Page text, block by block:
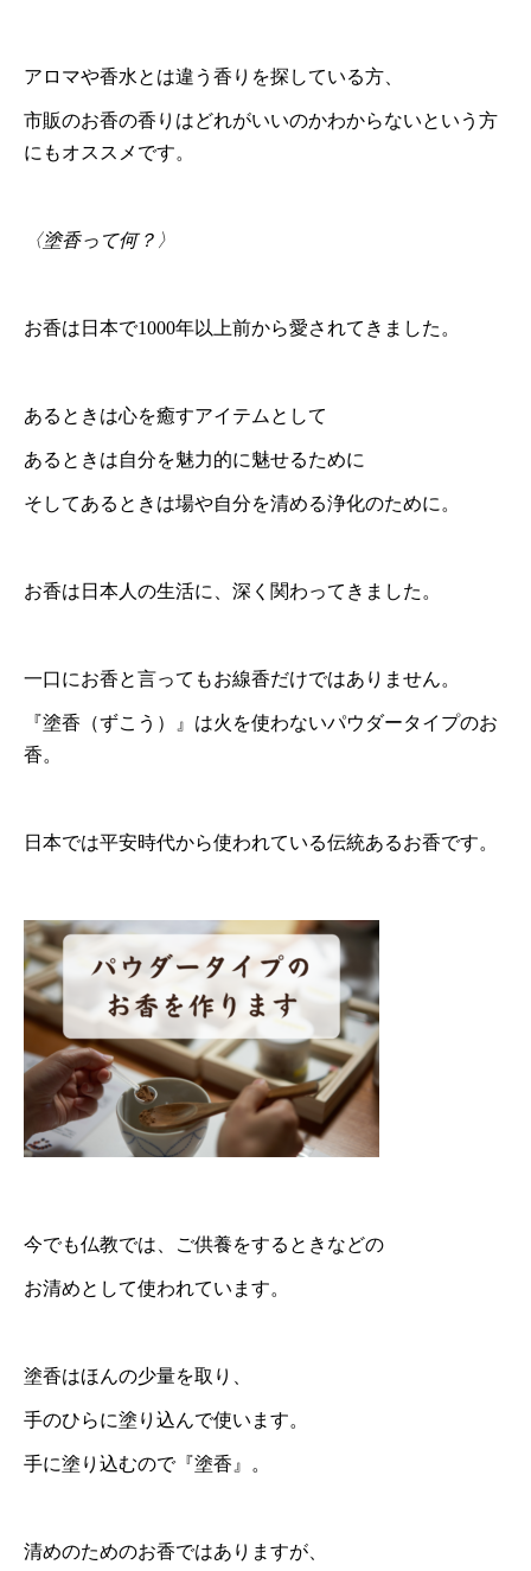
アロマや香水とは違う香りを探している方、
市販のお香の香りはどれがいいのかわからないという方
にもオススメです。
〈塗香って何？〉
お香は日本で1000年以上前から愛されてきました。
あるときは心を癒すアイテムとして
あるときは自分を魅力的に魅せるために
そしてあるときは場や自分を清める浄化のために。
お香は日本人の生活に、深く関わってきました。
一口にお香と言ってもお線香だけではありません。
『塗香（ずこう）』は火を使わないパウダータイプのお
香。
日本では平安時代から使われている伝統あるお香です。
今でも仏教では、ご供養をするときなどの
お清めとして使われています。
塗香はほんの少量を取り、
手のひらに塗り込んで使います。
手に塗り込むので『塗香』。
清めのためのお香ではありますが、